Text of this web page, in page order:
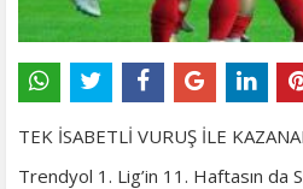
TEK İSABETLİ VURUŞ İLE
Trendyol 1. Lig’in 11. Haftasın da